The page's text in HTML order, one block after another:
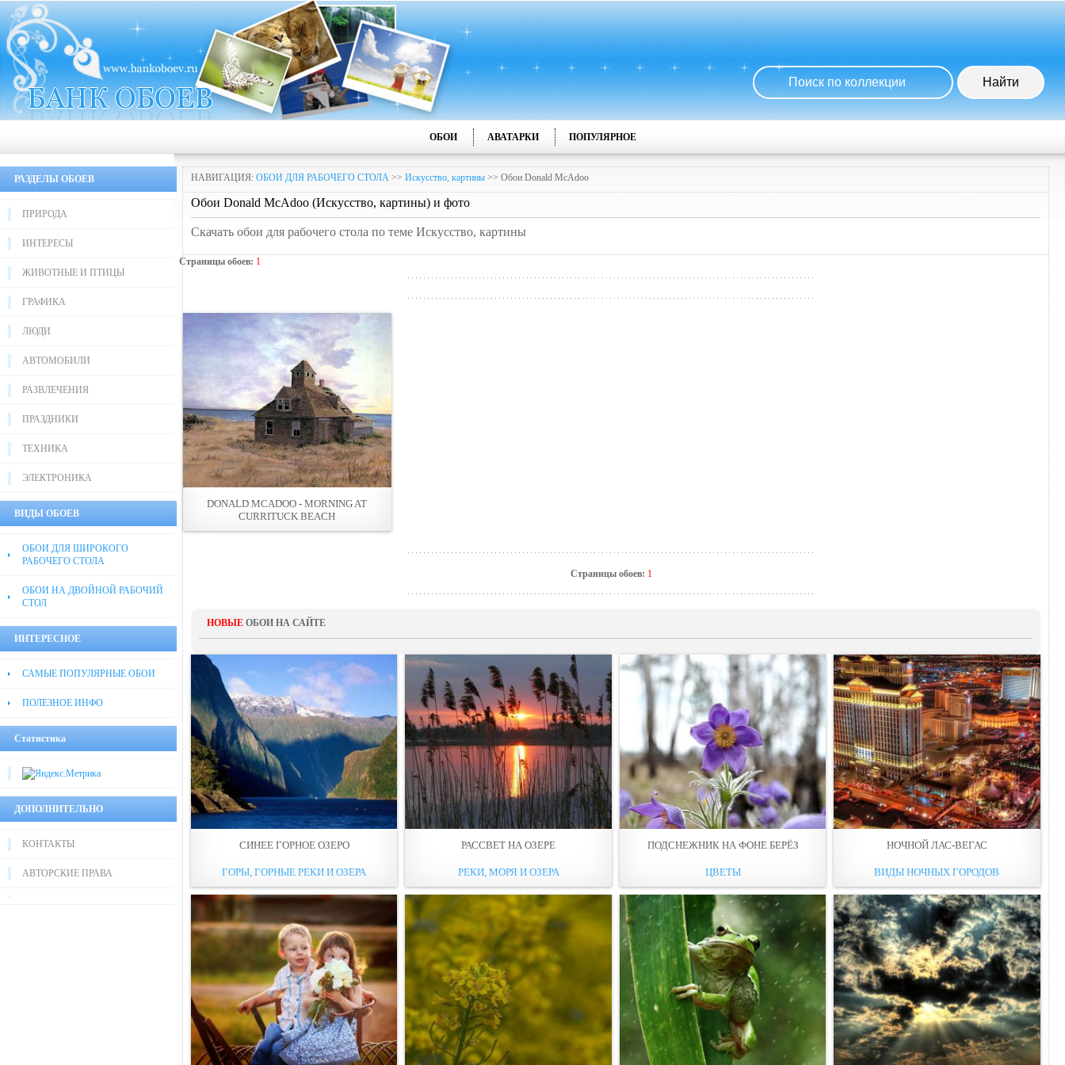
ОБОИ АВАТАРКИ ПОПУЛЯРНОЕ
РАЗДЕЛЫ ОБОЕВ
ПРИРОДА
ИНТЕРЕСЫ
ЖИВОТНЫЕ И ПТИЦЫ
ГРАФИКА
ЛЮДИ
АВТОМОБИЛИ
РАЗВЛЕЧЕНИЯ
ПРАЗДНИКИ
ТЕХНИКА
ЭЛЕКТРОНИКА
ВИДЫ ОБОЕВ
ОБОИ ДЛЯ ШИРОКОГО
РАБОЧЕГО СТОЛА
ОБОИ НА ДВОЙНОЙ РАБОЧИЙ
СТОЛ
ИНТЕРЕСНОЕ
САМЫЕ ПОПУЛЯРНЫЕ ОБОИ
ПОЛЕЗНОЕ ИНФО
Статистика
ДОПОЛНИТЕЛЬНО
КОНТАКТЫ
АВТОРСКИЕ ПРАВА
НАВИГАЦИЯ: ОБОИ ДЛЯ РАБОЧЕГО СТОЛА >> Искусство, картины >> Обои Donald McAdoo
Обои Donald McAdoo (Искусство, картины) и фото
Скачать обои для рабочего стола по теме Искусство, картины
Страницы обоев: 1
DONALD MCADOO - MORNING AT
CURRITUCK BEACH
Страницы обоев: 1
НОВЫЕ ОБОИ НА САЙТЕ
СИНЕЕ ГОРНОЕ ОЗЕРО
ГОРЫ, ГОРНЫЕ РЕКИ И ОЗЕРА
РАССВЕТ НА ОЗЕРЕ
РЕКИ, МОРЯ И ОЗЕРА
ПОДСНЕЖНИК НА ФОНЕ БЕРЁЗ
ЦВЕТЫ
НОЧНОЙ ЛАС-ВЕГАС
ВИДЫ НОЧНЫХ ГОРОДОВ